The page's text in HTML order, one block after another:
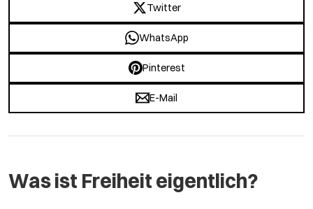
Twitter
WhatsApp
Pinterest
E-Mail
Was ist Freiheit eigentlich?